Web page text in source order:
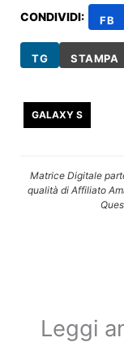
CONDIVIDI: FB
TG STAMPA
GALAXY S
Matrice Digitale
qualità di Affiliato
Leggi